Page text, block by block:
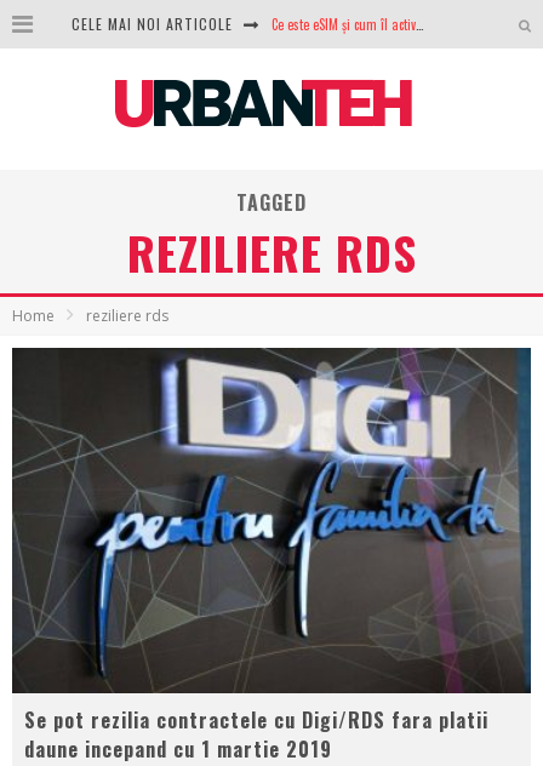
CELE MAI NOI ARTICOLE
100 GB de internet mobil gratuit de la Orange. Fără contract, fără acte și fără obligații
NVIDIA avertizează: memoria RAM și SSD-urile ar putea deveni și mai scumpe în perioada următoare
TAGGED
REZILIERE RDS
Home reziliere rds
Se pot rezilia contractele cu Digi/RDS fara platii
daune incepand cu 1 martie 2019